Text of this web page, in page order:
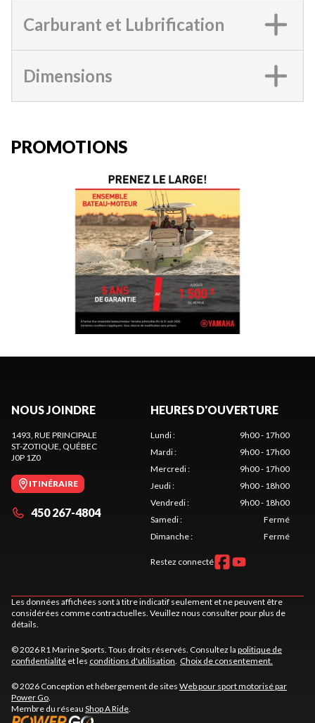
Carburant et Lubrification
Dimensions
PROMOTIONS
NOUS JOINDRE
1493, RUE PRINCIPALE
ST-ZOTIQUE, QUÉBEC
J0P 1Z0
ITINÉRAIRE
450 267-4804
HEURES D'OUVERTURE
Lundi:
9h00 - 17h00
Mardi:
9h00 - 17h00
Mercredi:
9h00 - 17h00
Jeudi:
9h00 - 18h00
Vendredi:
9h00 - 18h00
Samedi:
Fermé
Dimanche: Fermé
Restez connecté
Les données affichées sont à titre indicatif seulement et ne peuvent être
considérées comme contractuelles. Veuillez nous consulter pour plus de
détails.
© 2026 R1 Marine Sports. Tous droits réservés. Consultez la politique de
confidentialité et les conditions d'utilisation. Choix de consentement.
© 2026 Conception et hébergement de sites Web pour sport motorisé par
Power Go.
Membre du réseau Shop A Ride.